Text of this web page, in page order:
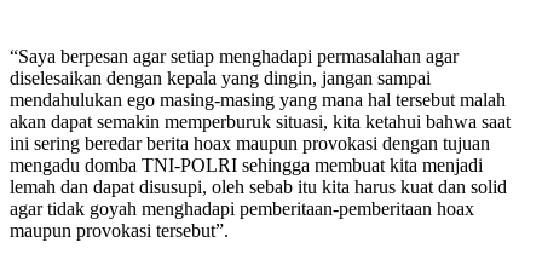
“Saya berpesan agar setiap menghadapi permasalahan agar
diselesaikan dengan kepala yang dingin, jangan sampai
mendahulukan ego masing-masing yang mana hal tersebut malah
akan dapat semakin memperburuk situasi, kita ketahui bahwa saat
ini sering beredar berita hoax maupun provokasi dengan tujuan
mengadu domba TNI-POLRI sehingga membuat kita menjadi
lemah dan dapat disusupi, oleh sebab itu kita harus kuat dan solid
agar tidak goyah menghadapi pemberitaan-pemberitaan hoax
maupun provokasi tersebut”.